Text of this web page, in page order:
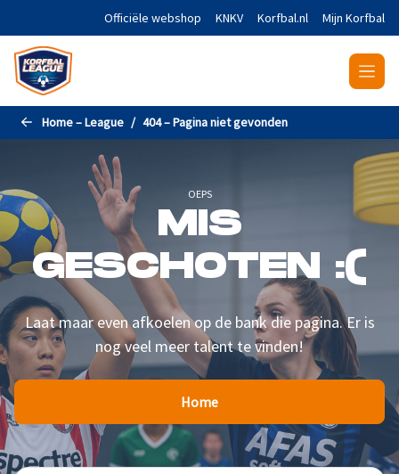
Naar de hoofdinhoud gaanOfficiële webshop KNKV Korfbal.nl Mijn Korfbal
Home – League 404 – Pagina niet gevonden
OEPS
MIS
GESCHOTEN :(
Laat maar even afkoelen op de bank die pagina. Er is
nog veel meer talent te vinden!
Home